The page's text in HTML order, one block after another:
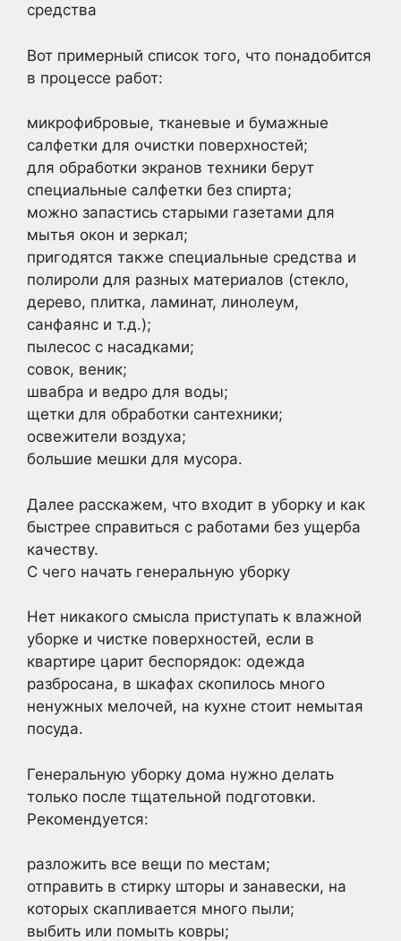
средства
Вот примерный список того, что понадобится
в процессе работ:
микрофибровые, тканевые и бумажные
салфетки для очистки поверхностей;
для обработки экранов техники берут
специальные салфетки без спирта;
можно запастись старыми газетами для
мытья окон и зеркал;
пригодятся также специальные средства и
полироли для разных материалов (стекло,
дерево, плитка, ламинат, линолеум,
санфаянс и т.д.);
пылесос с насадками;
совок, веник;
швабра и ведро для воды;
щетки для обработки сантехники;
освежители воздуха;
большие мешки для мусора.
Далее расскажем, что входит в уборку и как
быстрее справиться с работами без ущерба
качеству.
С чего начать генеральную уборку
Нет никакого смысла приступать к влажной
уборке и чистке поверхностей, если в
квартире царит беспорядок: одежда
разбросана, в шкафах скопилось много
ненужных мелочей, на кухне стоит немытая
посуда.
Генеральную уборку дома нужно делать
только после тщательной подготовки.
Рекомендуется:
разложить все вещи по местам;
отправить в стирку шторы и занавески, на
которых скапливается много пыли;
выбить или помыть ковры;